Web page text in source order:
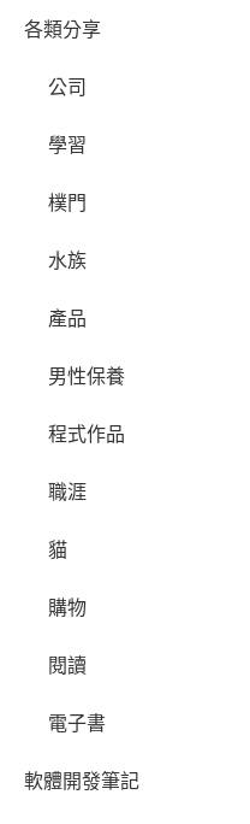
各類分享
公司
學習
樸門
水族
產品
男性保養
程式作品
職涯
貓
購物
閱讀
電子書
軟體開發筆記